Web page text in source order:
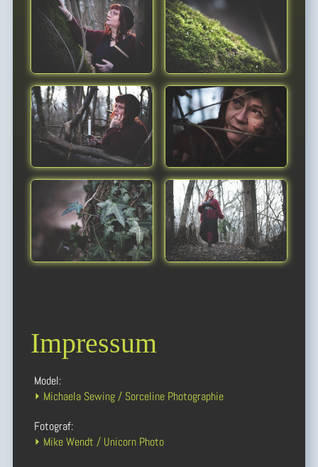
Impressum
Model:
⏵ Michaela Sewing / Sorceline Photographie
Fotograf:
⏵ Mike Wendt / Unicorn Photo